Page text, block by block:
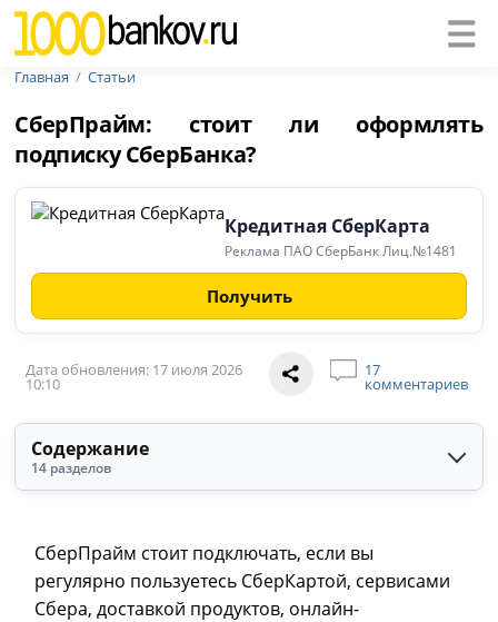
Главная Статьи
СберПрайм: стоит ли оформлять
подписку СберБанка?
Кредитная СберКарта
Реклама ПАО СберБанк Лиц.№1481
Получить
Дата обновления: 17 июля 2026
10:10
17
комментариев
Содержание
14 разделов
СберПрайм стоит подключать, если вы
регулярно пользуетесь СберКартой, сервисами
Сбера, доставкой продуктов, онлайн-